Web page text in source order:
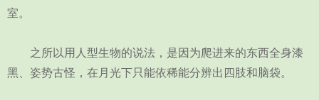
室。
之所以用人型生物的说法，是因为爬进来的东西全身漆
黑、姿势古怪，在月光下只能依稀能分辨出四肢和脑袋。